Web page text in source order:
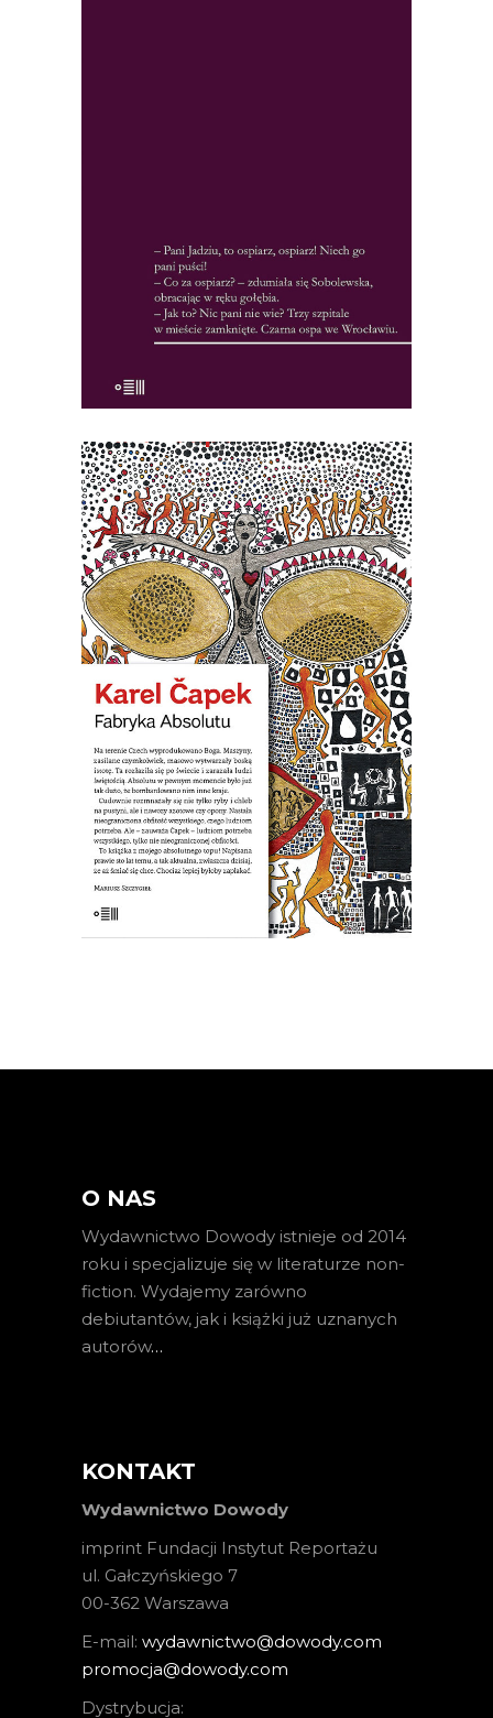
czasach, gdy większość lekarzy […]
39.00zł 19.50zł
KSIĄŻKA DO KOSZYKA
[EBOOK] Karel Ćapek – FABRYKA
ABSOLUTU
Na terenie Czech wyprodukowano
Boga. Maszyny zwane karburatorami
zaczęły masowo wytwarzać Absolut. W
pewnym momencie było go już tak
dużo, że postanowiono bombardować
nim Anglię. Nastała na świecie
nieograniczona obfitość wszystkiego,
czego ludziom potrzeba. Ale ludziom
potrzeba wszystkiego, tylko nie […]
39.00zł 19.50zł
KSIĄŻKA DO KOSZYKA
O NAS
Wydawnictwo Dowody istnieje od 2014
roku i specjalizuje się w literaturze non-
fiction. Wydajemy zarówno
debiutantów, jak i książki już uznanych
autorów…
KONTAKT
Wydawnictwo Dowody
imprint Fundacji Instytut Reportażu
ul. Gałczyńskiego 7
00-362 Warszawa
E-mail: wydawnictwo@dowody.com
promocja@dowody.com
Dystrybucja: